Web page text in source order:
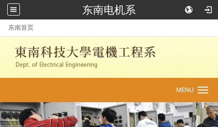
东南电机系
东南首页
navigation
MENU